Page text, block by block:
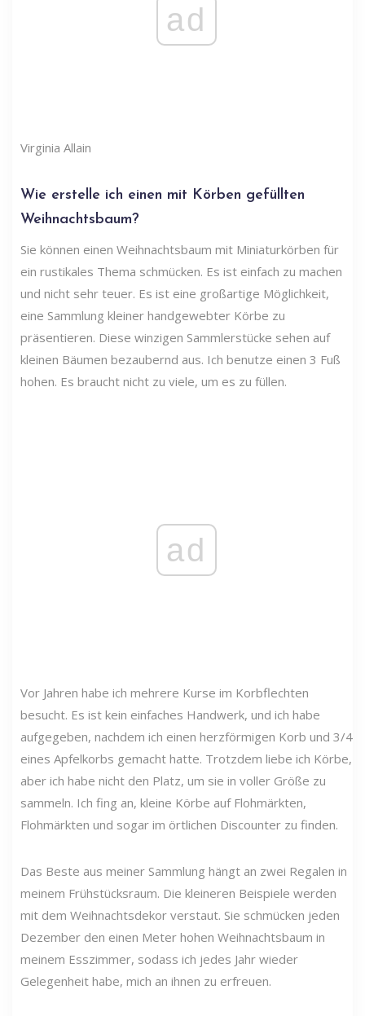
ad
Virginia Allain
Wie erstelle ich einen mit Körben gefüllten
Weihnachtsbaum?
Sie können einen Weihnachtsbaum mit Miniaturkörben für
ein rustikales Thema schmücken. Es ist einfach zu machen
und nicht sehr teuer. Es ist eine großartige Möglichkeit,
eine Sammlung kleiner handgewebter Körbe zu
präsentieren. Diese winzigen Sammlerstücke sehen auf
kleinen Bäumen bezaubernd aus. Ich benutze einen 3 Fuß
hohen. Es braucht nicht zu viele, um es zu füllen.
ad
Vor Jahren habe ich mehrere Kurse im Korbflechten
besucht. Es ist kein einfaches Handwerk, und ich habe
aufgegeben, nachdem ich einen herzförmigen Korb und 3/4
eines Apfelkorbs gemacht hatte. Trotzdem liebe ich Körbe,
aber ich habe nicht den Platz, um sie in voller Größe zu
sammeln. Ich fing an, kleine Körbe auf Flohmärkten,
Flohmärkten und sogar im örtlichen Discounter zu finden.
Das Beste aus meiner Sammlung hängt an zwei Regalen in
meinem Frühstücksraum. Die kleineren Beispiele werden
mit dem Weihnachtsdekor verstaut. Sie schmücken jeden
Dezember den einen Meter hohen Weihnachtsbaum in
meinem Esszimmer, sodass ich jedes Jahr wieder
Gelegenheit habe, mich an ihnen zu erfreuen.